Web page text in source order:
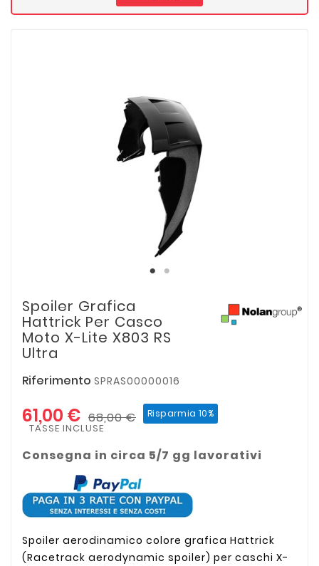
Spoiler Grafica
Hattrick Per Casco
Moto X-Lite X803 RS
Ultra
Riferimento SPRAS00000016
61,00 € 68,00 € Risparmia 10%
TASSE INCLUSE
Consegna in circa 5/7 gg lavorativi
Spoiler aerodinamico colore grafica Hattrick
(Racetrack aerodynamic spoiler) per caschi X-